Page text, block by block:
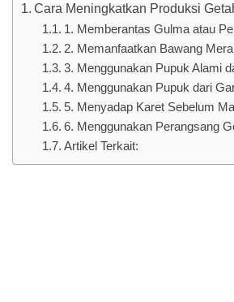
Cara Meningkatkan Produksi
1. Memberantas Gulma atau
2. Memanfaatkan Bawang
3. Menggunakan Pupuk Alami
4. Menggunakan Pupuk dari
5. Menyadap Karet Sebelum
6. Menggunakan Perangsang
Artikel Terkait: